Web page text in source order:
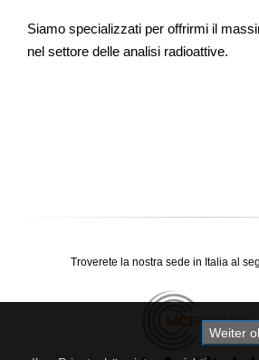
Siamo specializzati per offrirmi il
nel settore delle analisi radioattive.
Troverete la nostra sede in Italia al
Weiter